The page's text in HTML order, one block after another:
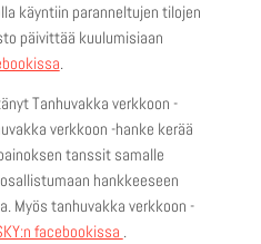
käyntiin paranneltujen tilojen
päivittää kuulumisiaan
.
Tanhuvakka verkkoon -
verkkoon -hanke kerää
tanssit samalle
hankkeeseen
Myös tanhuvakka verkkoon -
facebookissa